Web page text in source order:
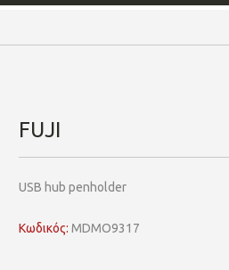
FUJI
USB hub penholder
Κωδικός: MDMO9317